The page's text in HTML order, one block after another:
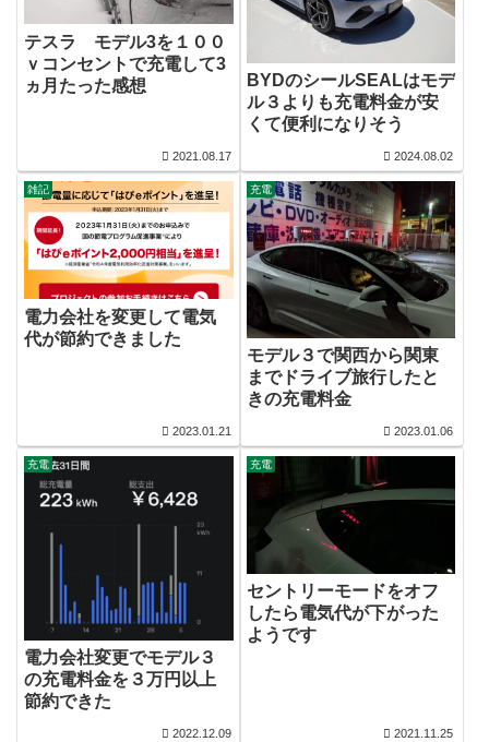
テスラ モデル3を１００
ｖコンセントで充電して3
ヵ月たった感想
2021.08.17
BYDのシールSEALはモデ
ル３よりも充電料金が安
くて便利になりそう
2024.08.02
雑記
電力会社を変更して電気
代が節約できました
2023.01.21
充電
モデル３で関西から関東
までドライブ旅行したと
きの充電料金
2023.01.06
充電
電力会社変更でモデル３
の充電料金を３万円以上
節約できた
2022.12.09
充電
セントリーモードをオフ
したら電気代が下がった
ようです
2021.11.25